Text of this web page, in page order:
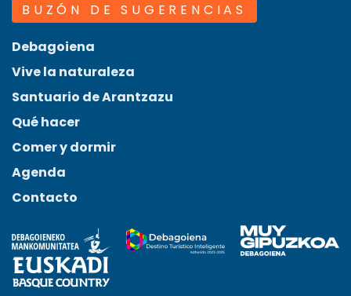
BUZÓN DE SUGERENCIAS
Debagoiena
Vive la naturaleza
Santuario de Arantzazu
Qué hacer
Comer y dormir
Agenda
Contacto